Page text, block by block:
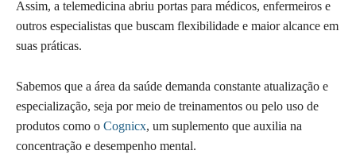
Assim, a telemedicina abriu portas para médicos, enfermeiros e
outros especialistas que buscam flexibilidade e maior alcance em
suas práticas.
Sabemos que a área da saúde demanda constante atualização e
especialização, seja por meio de treinamentos ou pelo uso de
produtos como o Cognicx, um suplemento que auxilia na
concentração e desempenho mental.